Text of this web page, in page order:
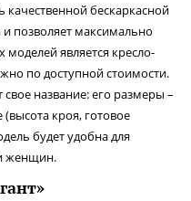
качественной бескаркасной
позволяет максимально
является кресло-
по доступной стоимости.
название: его размеры –
кроя, готовое
будет удобна для
женщин.